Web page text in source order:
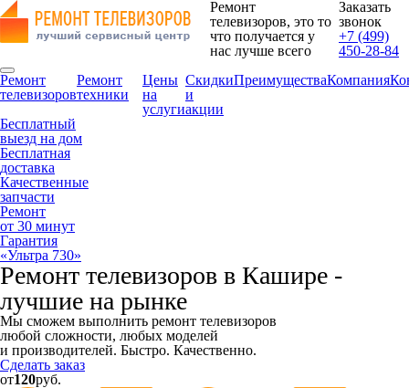
Ремонт
телевизоров, это то
что получается у
нас лучше всего
Заказать
звонок
+7 (499)
450-28-84
Ремонт
телевизоров
Ремонт
техники
Цены
на
услуги
Скидки
и
акции
ПреимуществаКомпания
Бесплатный
выезд на дом
Бесплатная
доставка
Качественные
запчасти
Ремонт
от 30 минут
Гарантия
«Ультра 730»
Ремонт телевизоров в Кашире -
лучшие на рынке
Мы сможем выполнить ремонт телевизоров
любой сложности, любых моделей
и производителей. Быстро. Качественно.
Сделать заказ
от120руб.